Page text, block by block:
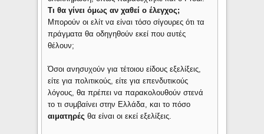
Τι θα γίνει όμως αν χαθεί ο έλεγχος;
Μπορούν οι ελίτ να είναι τόσο σίγουρες ότι τα
πράγματα θα οδηγηθούν εκεί που αυτές
θέλουν;
Όσοι ανησυχούν για τέτοιου είδους εξελίξεις,
είτε για πολιτικούς, είτε για επενδυτικούς
λόγους, θα πρέπει να παρακολουθούν στενά
το τι συμβαίνει στην Ελλάδα, και το πόσο
αιματηρέςθα είναι οι εκεί εξελίξεις.